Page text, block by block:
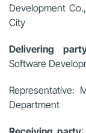
Development
City
Delivering
Software
Representative:
Department